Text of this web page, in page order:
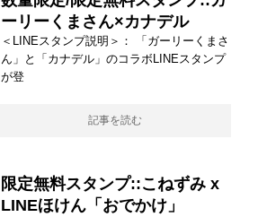
ーリーくまさん×カナデル
＜LINEスタンプ説明＞： 「ガーリーくまさ
ん」と「カナデル」のコラボLINEスタンプ
が登
記事を読む
限定無料スタンプ::こねずみ x
LINEほけん「おでかけ」